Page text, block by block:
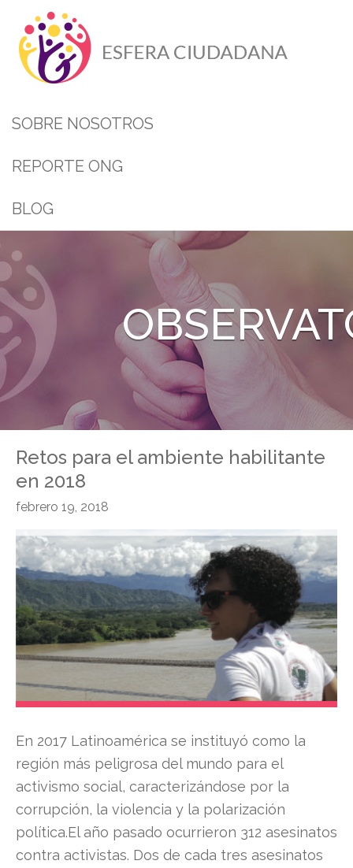
SOBRE NOSOTROS
REPORTE ONG
BLOG
Retos para el ambiente habilitante
en 2018
febrero 19, 2018
En 2017 Latinoamérica se instituyó como la
región más peligrosa del mundo para el
activismo social, caracterizándose por la
corrupción, la violencia y la polarización
política.El año pasado ocurrieron 312 asesinatos
contra activistas. Dos de cada tres asesinatos